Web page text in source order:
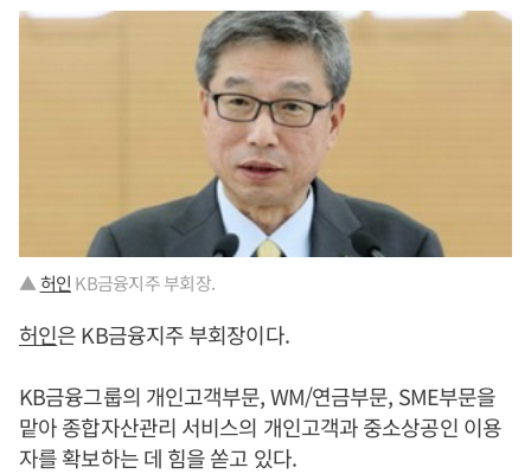
▲허인 KB금융지주 부회장.
허인은 KB금융지주 부회장이다.
KB금융그룹의 개인고객부문, WM/연금부문, SME부문을
맡아 종합자산관리 서비스의 개인고객과 중소상공인 이용
자를 확보하는 데 힘을 쏟고 있다.